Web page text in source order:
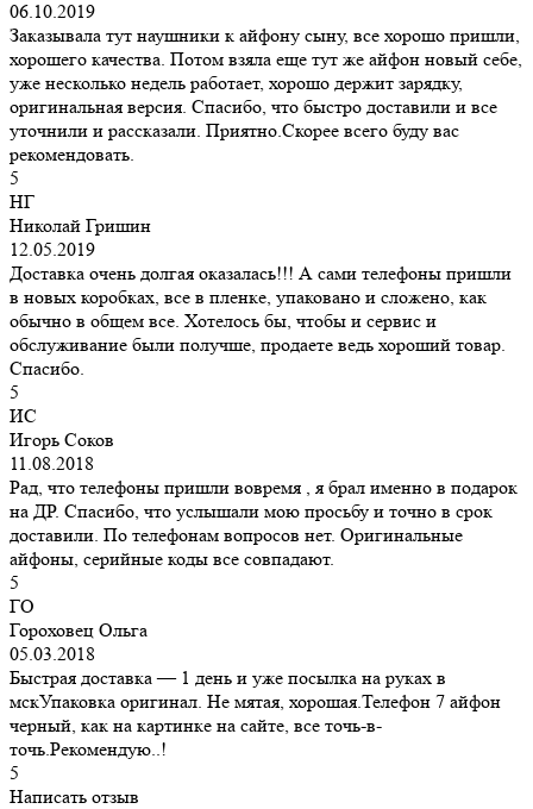
06.10.2019
Заказывала тут наушники к айфону сыну, все хорошо пришли,
хорошего качества. Потом взяла еще тут же айфон новый себе,
уже несколько недель работает, хорошо держит зарядку,
оригинальная версия. Спасибо, что быстро доставили и все
уточнили и рассказали. Приятно.Скорее всего буду вас
рекомендовать.
5
НГ
Николай Гришин
12.05.2019
Доставка очень долгая оказалась!!! А сами телефоны пришли
в новых коробках, все в пленке, упаковано и сложено, как
обычно в общем все. Хотелось бы, чтобы и сервис и
обслуживание были получше, продаете ведь хороший товар.
Спасибо.
5
ИС
Игорь Соков
11.08.2018
Рад, что телефоны пришли вовремя , я брал именно в подарок
на ДР. Спасибо, что услышали мою просьбу и точно в срок
доставили. По телефонам вопросов нет. Оригинальные
айфоны, серийные коды все совпадают.
5
ГО
Гороховец Ольга
05.03.2018
Быстрая доставка — 1 день и уже посылка на руках в
мскУпаковка оригинал. Не мятая, хорошая.Телефон 7 айфон
черный, как на картинке на сайте, все точь-в-
точь.Рекомендую..!
5
Написать отзыв